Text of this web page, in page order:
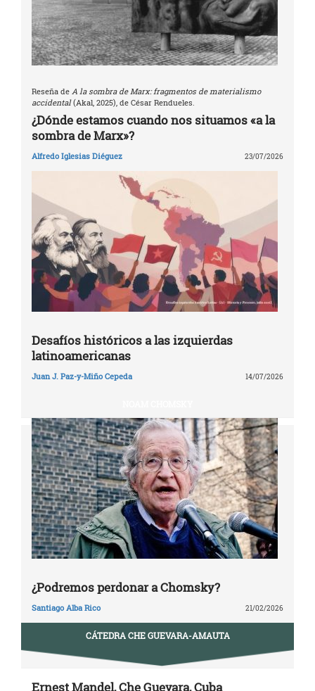
Reseña de A la sombra de Marx: fragmentos de materialismo
accidental(Akal, 2025), de César Rendueles.
¿Dónde estamos cuando nos situamos «a la
sombra de Marx»?
Alfredo Iglesias Diéguez 23/07/2026
Desafíos históricos a las izquierdas
latinoamericanas
Juan J. Paz-y-Miño Cepeda 14/07/2026
¿Podremos perdonar a Chomsky?
Santiago Alba Rico 21/02/2026
CÁTEDRA CHE GUEVARA-AMAUTA
Ernest Mandel, Che Guevara, Cuba